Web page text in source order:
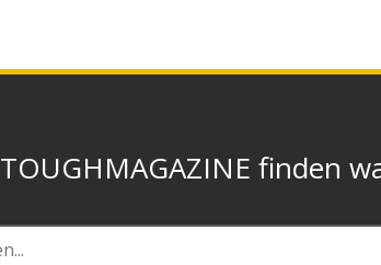
finden